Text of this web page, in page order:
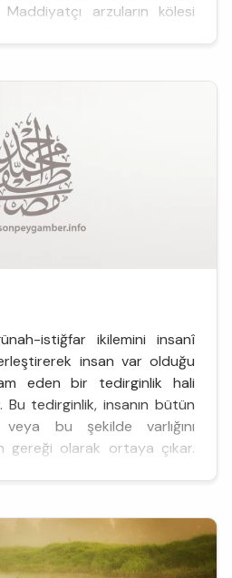
arzuların kölesi
istiğfar ikilemini insanî
insan var olduğu
eden bir tedirginlik hali
tedirginlik, insanın bütün
veya bu şekilde varlığını
gereği olarak ortaya çıkar.